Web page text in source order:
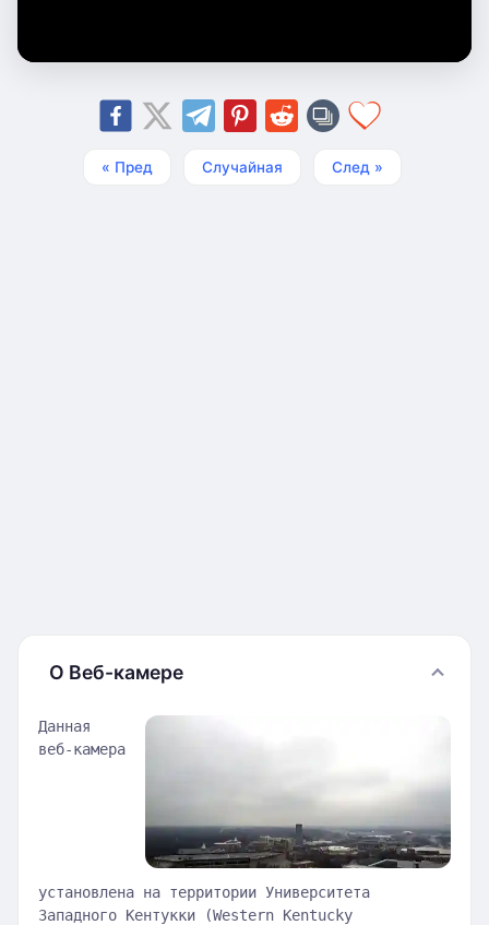
« Пред Случайная След »
О Веб-камере
Данная
веб-камера
установлена на территории Университета
Западного Кентукки (Western Kentucky